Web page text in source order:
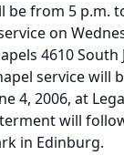
be from 5 p.m.
on
4610 South
service will
4, 2006, at
will
in Edinburg.